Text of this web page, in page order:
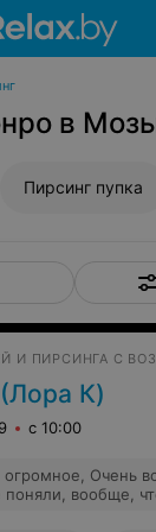
в
Пирсинг пупка
К)
с 10:00
Очень
поняли, вообще,